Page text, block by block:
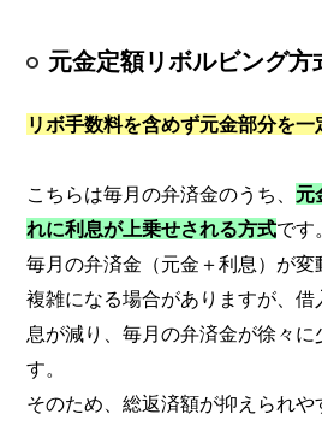
元金定額リボルビング方
リボ手数料を含めず元金部分を
こちらは毎月の弁済金のうち、 元
れに利息が上乗せされる方式です
毎月の弁済金（元金＋利息）が
複雑になる場合がありますが、借
息が減り、毎月の弁済金が徐々に
す。
そのため、総返済額が抑えられや